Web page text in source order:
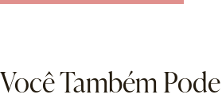
Você Também